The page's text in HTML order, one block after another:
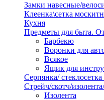
Замки навесные/
Клеенка\сетка
Кухня
Предметы для быта.
Барбекю
Воронки для
Всякое
Ящик для
Серпянка/
Стрейч/скотч/
Изолента